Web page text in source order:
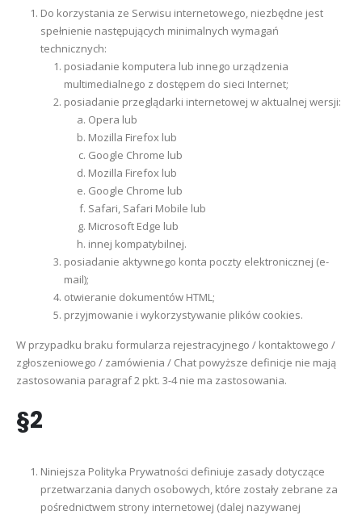
Do korzystania ze Serwisu internetowego, niezbędne jest
spełnienie następujących minimalnych wymagań
technicznych:
posiadanie komputera lub innego urządzenia
multimedialnego z dostępem do sieci Internet;
posiadanie przeglądarki internetowej w aktualnej wersji:
Opera lub
Mozilla Firefox lub
Google Chrome lub
Mozilla Firefox lub
Google Chrome lub
Safari, Safari Mobile lub
Microsoft Edge lub
innej kompatybilnej.
posiadanie aktywnego konta poczty elektronicznej (e-
mail);
otwieranie dokumentów HTML;
przyjmowanie i wykorzystywanie plików cookies.
W przypadku braku formularza rejestracyjnego / kontaktowego /
zgłoszeniowego / zamówienia / Chat powyższe definicje nie mają
zastosowania paragraf 2 pkt. 3-4 nie ma zastosowania.
§2
Niniejsza Polityka Prywatności definiuje zasady dotyczące
przetwarzania danych osobowych, które zostały zebrane za
pośrednictwem strony internetowej (dalej nazywanej